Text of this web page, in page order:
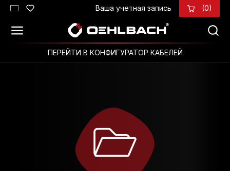
Перейти к основному содержанию
Ваша учетная запись (0)
ПЕРЕЙТИ В КОНФИГУРАТОР КАБЕЛЕЙ